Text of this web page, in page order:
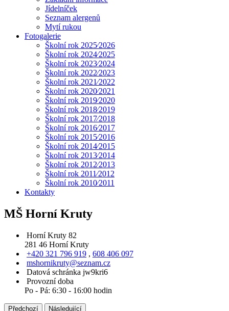
Jídelníček
Seznam alergenů
Mytí rukou
Fotogalerie
Školní rok 2025⁄2026
Školní rok 2024⁄2025
Školní rok 2023⁄2024
Školní rok 2022⁄2023
Školní rok 2021⁄2022
Školní rok 2020⁄2021
Školní rok 2019⁄2020
Školní rok 2018⁄2019
Školní rok 2017⁄2018
Školní rok 2016⁄2017
Školní rok 2015⁄2016
Školní rok 2014⁄2015
Školní rok 2013⁄2014
Školní rok 2012⁄2013
Školní rok 2011⁄2012
Školní rok 2010⁄2011
Kontakty
MŠ Horní Kruty
Horní Kruty 82
281 46 Horní Kruty
+420 321 796 919 , 608 406 097
mshornikruty@seznam.cz
Datová schránka jw9kri6
Provozní doba
Po - Pá: 6:30 - 16:00 hodin
Předchozí Následující